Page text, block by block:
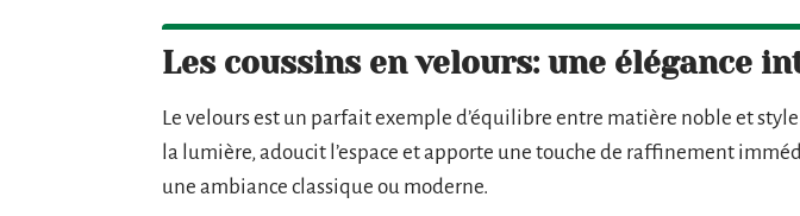
Les coussins en velours: une élégance
Le velours est un parfait exemple d’équilibre entre matière noble et
la lumière, adoucit l’espace et apporte une touche de raffinement
une ambiance classique ou moderne.